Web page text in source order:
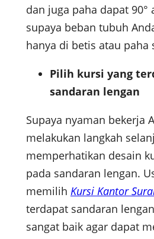
dan juga paha dapat 90°
supaya beban tubuh
hanya di betis atau paha
Pilih kursi yang
sandaran lengan
Supaya nyaman bekerja
melakukan langkah
memperhatikan desain
pada sandaran lengan.
memilih Kursi Kantor
terdapat sandaran
sangat baik agar dapat